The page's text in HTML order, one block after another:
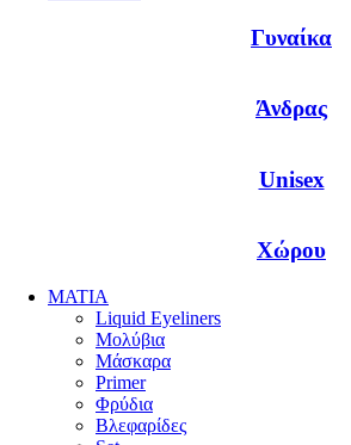
Γυναίκα
Άνδρας
Unisex
Χώρου
ΜΑΤΙΑ
Liquid Eyeliners
Μολύβια
Μάσκαρα
Primer
Φρύδια
Βλεφαρίδες